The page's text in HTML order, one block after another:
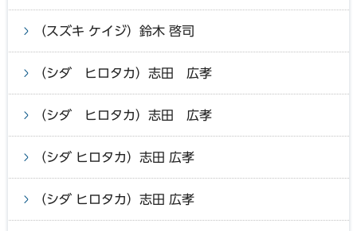
（スズキ ケイジ）鈴木 啓司
（シダ ヒロタカ）志田 広孝
（シダ ヒロタカ）志田 広孝
（シダ ヒロタカ）志田 広孝
（シダ ヒロタカ）志田 広孝